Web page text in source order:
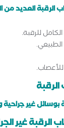
العديد من
للرقبة.
بوسائل غير